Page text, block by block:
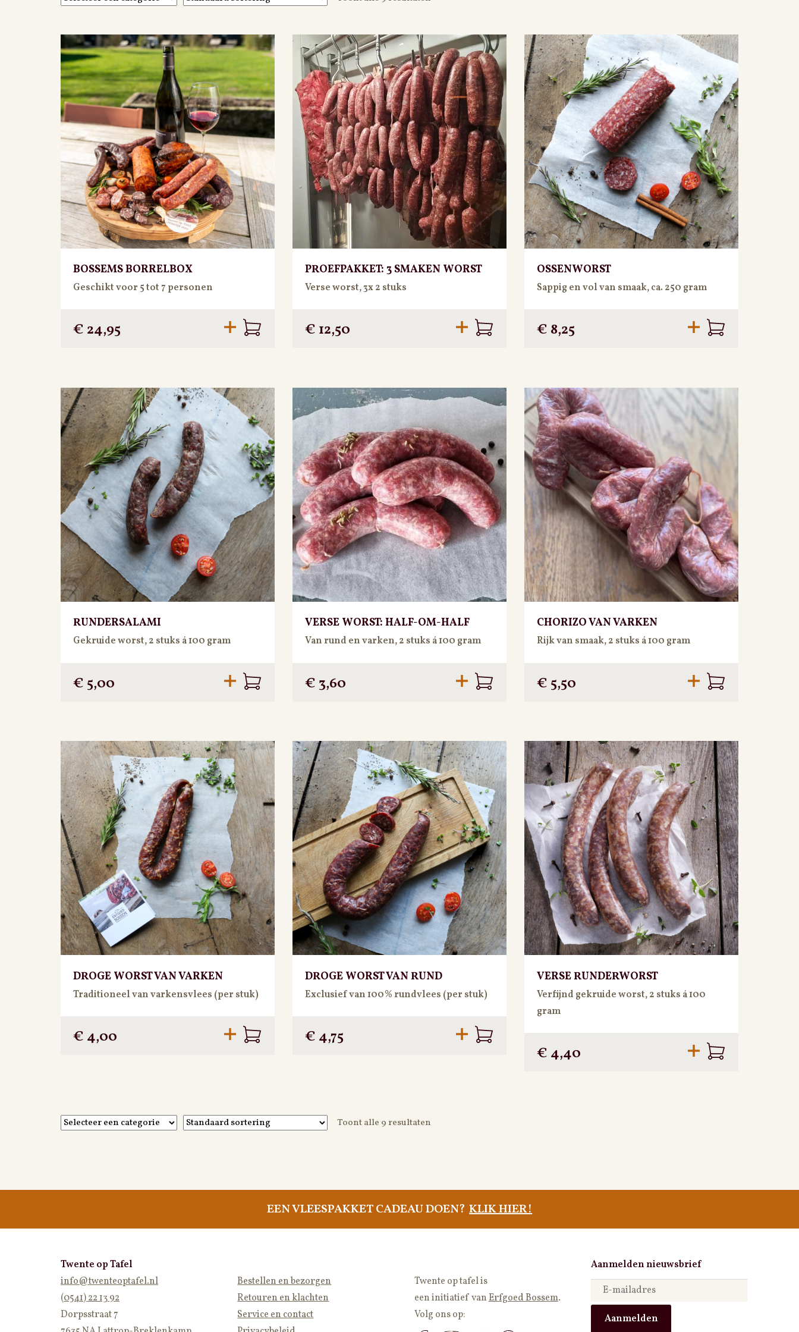
BOSSEMS BORRELBOX
Geschikt voor 5 tot 7 personen
€ 24,95
PROEFPAKKET: 3 SMAKEN WORST
Verse worst, 3x 2 stuks
€ 12,50
OSSENWORST
Sappig en vol van smaak, ca. 250 gram
€ 8,25
RUNDERSALAMI
Gekruide worst, 2 stuks á 100 gram
€ 5,00
VERSE WORST: HALF-OM-HALF
Van rund en varken, 2 stuks á 100 gram
€ 3,60
CHORIZO VAN VARKEN
Rijk van smaak, 2 stuks á 100 gram
€ 5,50
DROGE WORST VAN VARKEN
Traditioneel van varkensvlees (per stuk)
€ 4,00
DROGE WORST VAN RUND
Exclusief van 100% rundvlees (per stuk)
€ 4,75
VERSE RUNDERWORST
Verfijnd gekruide worst, 2 stuks á 100
gram
€ 4,40
Toont alle 9 resultaten
EEN VLEESPAKKET CADEAU DOEN? KLIK HIER!
Twente op Tafel
info@twenteoptafel.nl
(0541) 22 13 92
Dorpsstraat 7
Bestellen en bezorgen
Retouren en klachten
Service en contact
Twente op tafel is
eeninitiatief vanErfgoed Bossem.
Volg ons op:
Aanmelden nieuwsbrief